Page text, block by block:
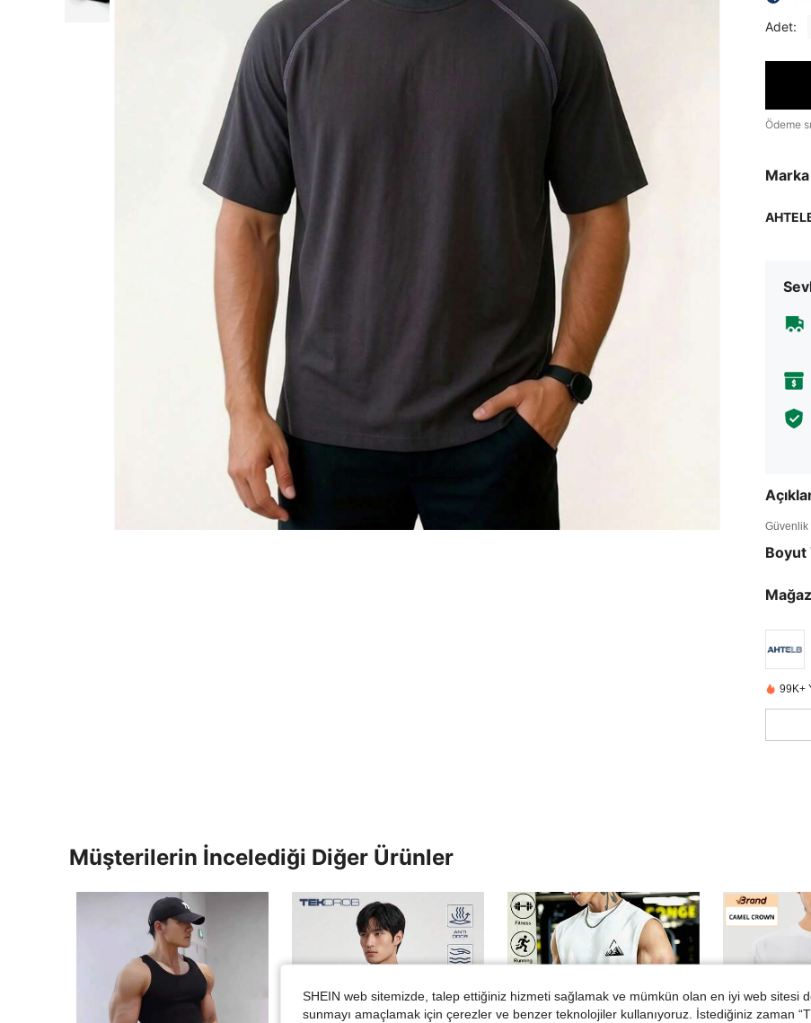
Adet:
Ödeme
Marka
Boyut
99K+
Müşterilerin İncelediği Diğer Ürünler
SHEIN web sitemizde, talep ettiğiniz hizmeti sağlamak ve mümkün olan en iyi web sitesi
sunmayı amaçlamak için çerezler ve benzer teknolojiler kullanıyoruz. İstediğiniz zaman